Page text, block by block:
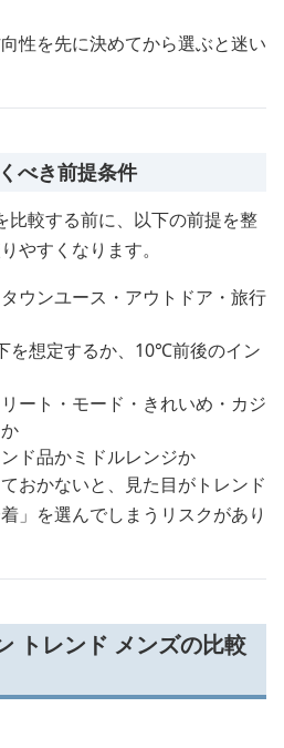
性を先に決めてから選ぶと迷い
べき前提条件
比較する前に、以下の前提を整
やすくなります。
タウンユース・アウトドア・旅行
を想定するか、10℃前後のイン
リート・モード・きれいめ・カジ
ド品かミドルレンジか
おかないと、見た目がトレンド
」を選んでしまうリスクがあり
トレンド メンズの比較